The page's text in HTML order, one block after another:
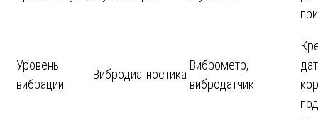
Уровень
вибрации
Вибродиагностика
Виброметр,
вибродатчик